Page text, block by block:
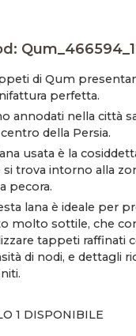
di Qum
perfetta.
annodati nella città
della Persia.
usata è la
si trova intorno alla
pecora.
lana è ideale per
molto sottile, che
tappeti raffinati
di nodi, e dettagli
1 DISPONIBILE